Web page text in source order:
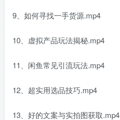
9、如何寻找一手货源.mp4
10、虚拟产品玩法揭秘.mp4
11、闲鱼常见引流玩法.mp4
12、超实用选品技巧.mp4
13、好的文案与实拍图获取.mp4